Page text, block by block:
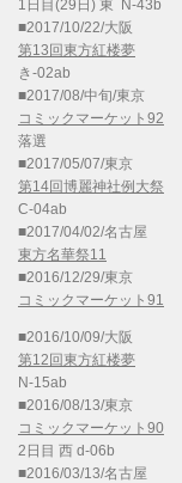
1日目(29日) 東 N-43b
■2017/10/22/大阪
第13回東方紅楼夢
き-02ab
■2017/08/中旬/東京
コミックマーケット92
落選
■2017/05/07/東京
第14回博麗神社例大祭
C-04ab
■2017/04/02/名古屋
東方名華祭11
■2016/12/29/東京
コミックマーケット91
■2016/10/09/大阪
第12回東方紅楼夢
N-15ab
■2016/08/13/東京
コミックマーケット90
2日目 西 d-06b
■2016/03/13/名古屋